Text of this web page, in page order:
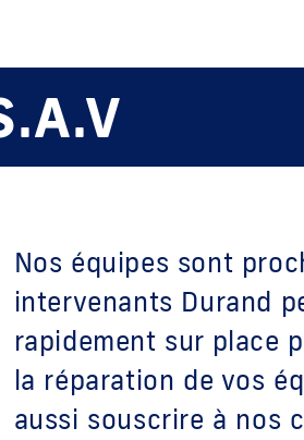
Nos équipes sont
intervenants Durand
rapidement sur place
la réparation de vos
aussi souscrire à nos